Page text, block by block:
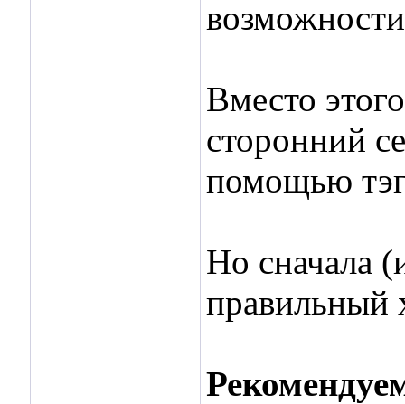
Вместо
сторонний
помощью
Но сначала
правильный